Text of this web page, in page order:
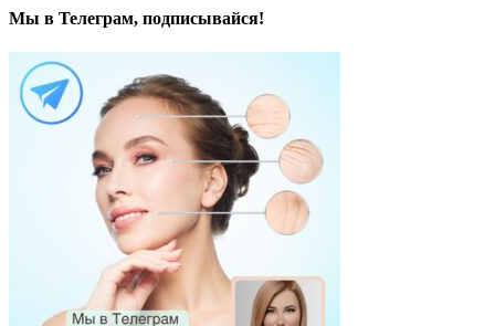
Мы в Телеграм, подписывайся!